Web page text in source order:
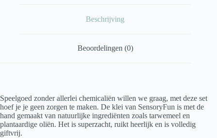
Beschrijving
Beoordelingen (0)
Speelgoed zonder allerlei chemicaliën willen we graag, met deze set
hoef je je geen zorgen te maken. De klei van SensoryFun is met de
hand gemaakt van natuurlijke ingrediënten zoals tarwemeel en
plantaardige oliën. Het is superzacht, ruikt heerlijk en is volledig
giftvrij.